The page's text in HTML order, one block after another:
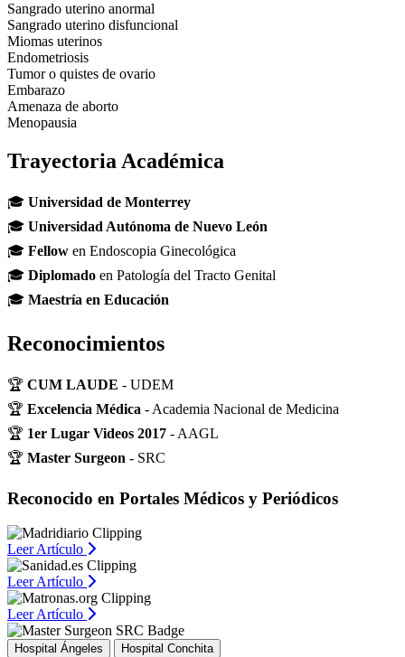
Sangrado uterino anormal
Sangrado uterino disfuncional
Miomas uterinos
Endometriosis
Tumor o quistes de ovario
Embarazo
Amenaza de aborto
Menopausia
Trayectoria Académica
🎓 Universidad de Monterrey
🎓 Universidad Autónoma de Nuevo León
🎓 Fellow en Endoscopia Ginecológica
🎓 Diplomado en Patología del Tracto Genital
🎓 Maestría en Educación
Reconocimientos
🏆 CUM LAUDE - UDEM
🏆 Excelencia Médica - Academia Nacional de Medicina
🏆 1er Lugar Videos 2017 - AAGL
🏆 Master Surgeon - SRC
Reconocido en Portales Médicos y Periódicos
Leer Artículo
Leer Artículo
Leer Artículo
Hospital Ángeles Hospital Conchita